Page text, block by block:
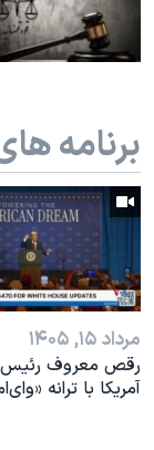
نرگس محمدی
سفر پرزیدنت
برنامه
مرداد ۱۵, ۱۴۰۵
رقص معروف
آمریکا با ترانه